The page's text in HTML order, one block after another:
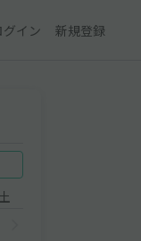
グイン 新規登録
土